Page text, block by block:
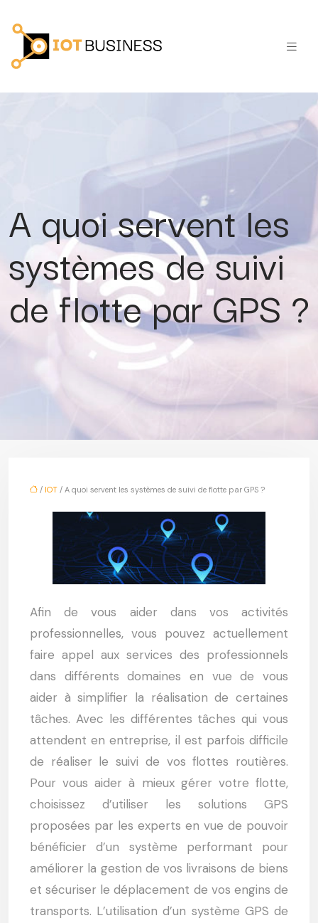
A quoi servent les
systèmes de suivi
de flotte par GPS ?
/ IOT / A quoi servent les systèmes de suivi de flotte par GPS ?
Afin de vous aider dans vos activités
professionnelles, vous pouvez actuellement
faire appel aux services des professionnels
dans différents domaines en vue de vous
aider à simplifier la réalisation de certaines
tâches. Avec les différentes tâches qui vous
attendent en entreprise, il est parfois difficile
de réaliser le suivi de vos flottes routières.
Pour vous aider à mieux gérer votre flotte,
choisissez d’utiliser les solutions GPS
proposées par les experts en vue de pouvoir
bénéficier d’un système performant pour
améliorer la gestion de vos livraisons de biens
et sécuriser le déplacement de vos engins de
transports. L’utilisation d’un système GPS de